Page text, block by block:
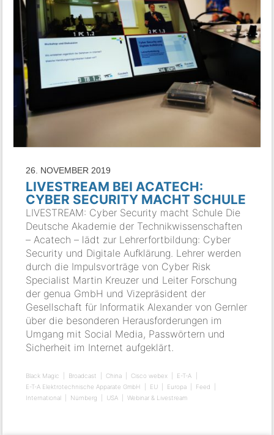
26. NOVEMBER 2019
LIVESTREAM BEI ACATECH:
CYBER SECURITY MACHT SCHULE
LIVESTREAM: Cyber Security macht Schule Die
Deutsche Akademie der Technikwissenschaften
– Acatech – lädt zur Lehrerfortbildung: Cyber
Security und Digitale Aufklärung. Lehrer werden
durch die Impulsvorträge von Cyber Risk
Specialist Martin Kreuzer und Leiter Forschung
der genua GmbH und Vizepräsident der
Gesellschaft für Informatik Alexander von Gernler
über die besonderen Herausforderungen im
Umgang mit Social Media, Passwörtern und
Sicherheit im Internet aufgeklärt.
Black Magic Broadcast China Cisco webex
E-T-A
E-T-A Elektrotechnische Apparate GmbH
EU Europa
Feed
International
Nürnberg USA Webinar & Livestream